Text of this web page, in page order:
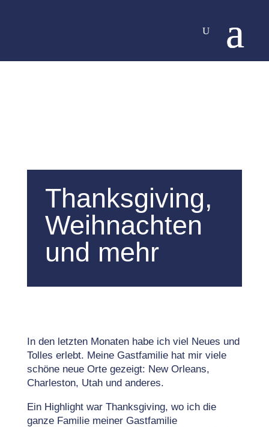
Thanksgiving,
Weihnachten
und mehr
In den letzten Monaten habe ich viel Neues und
Tolles erlebt. Meine Gastfamilie hat mir viele
schöne neue Orte gezeigt: New Orleans,
Charleston, Utah und anderes.
Ein Highlight war Thanksgiving, wo ich die
ganze Familie meiner Gastfamilie